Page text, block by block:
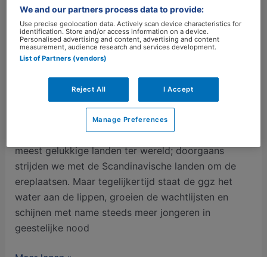
‘Leidinggevende kan
werkgeluk van medewerkers
vergroten’
Laat een reactie achter /Bedrijfsgeneeskunde
marjoleinstreur
Het is een vreemde paradox: aan de ene kant staat
Nederland steevast bovenaan in de lijstjes van
meest gelukkige landen ter wereld; doorgaans
strijden we met de Scandinavische landen om de
ereplaatsen. Maar tegelijkertijd staat de ggz het
water aan de lippen, groeien de wachtlijsten en
schijnen met name steeds meer jongeren in
geestelijke nood
We and our partners process data to provide:
Use precise geolocation data. Actively scan device characteristics for
identification. Store and/or access information on a device.
Personalised advertising and content, advertising and content
measurement, audience research and services development.
List of Partners (vendors)
Reject All I Accept
Manage Preferences